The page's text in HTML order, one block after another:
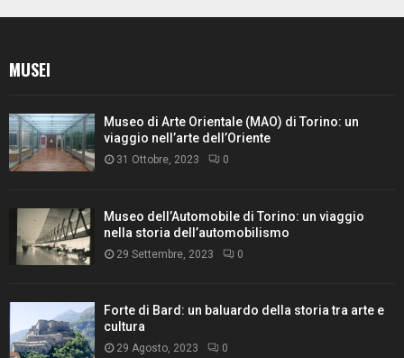
MUSEI
Museo di Arte Orientale (MAO) di Torino: un
viaggio nell’arte dell’Oriente
31 Ottobre, 2023 0
Museo dell’Automobile di Torino: un viaggio
nella storia dell’automobilismo
29 Settembre, 2023 0
Forte di Bard: un baluardo della storia tra arte e
cultura
29 Agosto, 2023 0